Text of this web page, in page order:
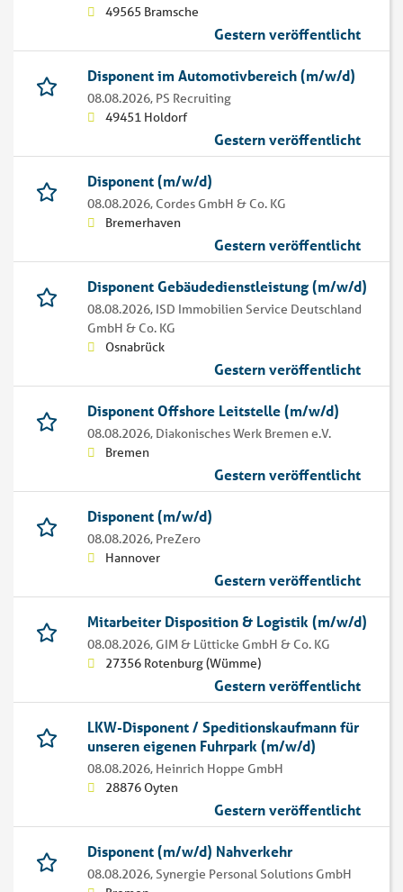
49565 Bramsche
Gestern veröffentlicht
Disponent im Automotivbereich (m/w/d)
08.08.2026, PS Recruiting
49451 Holdorf
Gestern veröffentlicht
Disponent (m/w/d)
08.08.2026, Cordes GmbH & Co. KG
Bremerhaven
Gestern veröffentlicht
Disponent Gebäudedienstleistung (m/w/d)
08.08.2026, ISD Immobilien Service Deutschland
GmbH & Co. KG
Osnabrück
Gestern veröffentlicht
Disponent Offshore Leitstelle (m/w/d)
08.08.2026, Diakonisches Werk Bremen e.V.
Bremen
Gestern veröffentlicht
Disponent (m/w/d)
08.08.2026, PreZero
Hannover
Gestern veröffentlicht
Mitarbeiter Disposition & Logistik (m/w/d)
08.08.2026, GIM & Lütticke GmbH & Co. KG
27356 Rotenburg (Wümme)
Gestern veröffentlicht
LKW-Disponent / Speditionskaufmann für
unseren eigenen Fuhrpark (m/w/d)
08.08.2026, Heinrich Hoppe GmbH
28876 Oyten
Gestern veröffentlicht
Disponent (m/w/d) Nahverkehr
08.08.2026,Synergie Personal Solutions GmbH